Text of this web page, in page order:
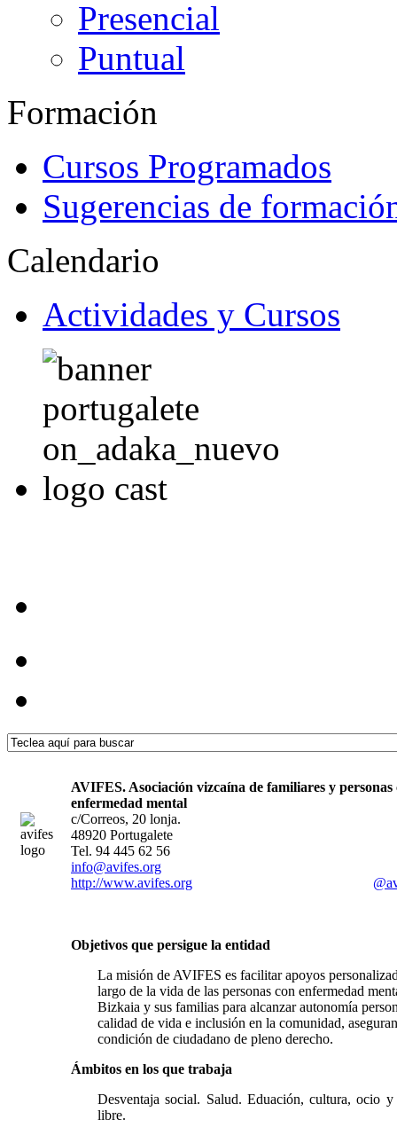
Presencial
Puntual
Formación
Cursos Programados
Sugerencias de
Calendario
Actividades y Cursos
AVIFES. Asociación vizcaína de familiares y personas
enfermedad mental
c/Correos, 20 lonja.
48920 Portugalete
Tel. 94 445 62 56
info@avifes.org
http://www.avifes.org
Objetivos que persigue la entidad
La misión de AVIFES es facilitar apoyos
largo de la vida de las personas con enfermedad
Bizkaia y sus familias para alcanzar autonomía
calidad de vida e inclusión en la comunidad,
condición de ciudadano de pleno derecho.
Ámbitos en los que trabaja
Desventaja social. Salud. Eduación, cultura, ocio y
libre.